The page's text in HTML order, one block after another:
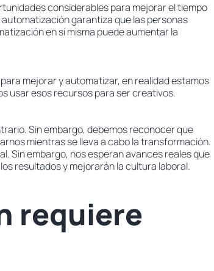
considerables para mejorar el tiempo
garantiza que las personas
en sí misma puede aumentar la
mejorar y automatizar, en realidad estamos
usar esos recursos para ser creativos.
Sin embargo, debemos reconocer que
mientras se lleva a cabo la transformación.
Sin embargo, nos esperan avances reales que
resultados y mejorarán la cultura laboral.
requiere